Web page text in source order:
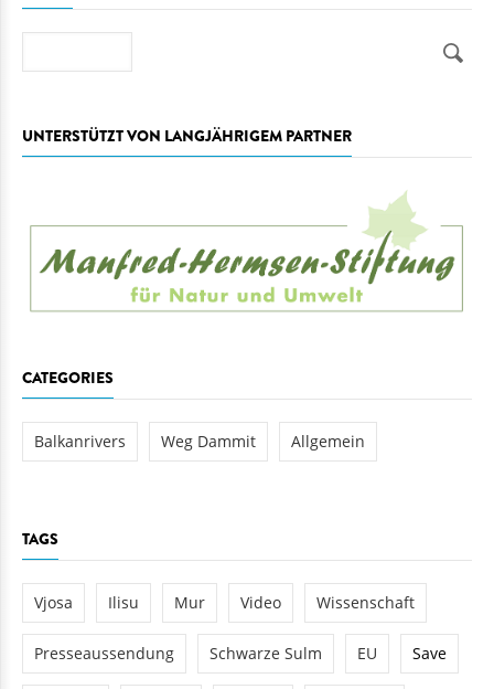
UNTERSTÜTZT VON LANGJÄHRIGEM PARTNER
CATEGORIES
Balkanrivers Weg Dammit Allgemein
TAGS
Vjosa Ilisu Mur Video Wissenschaft
Presseaussendung Schwarze Sulm EU Save